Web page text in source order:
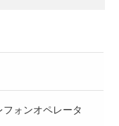
ォンオペレータ